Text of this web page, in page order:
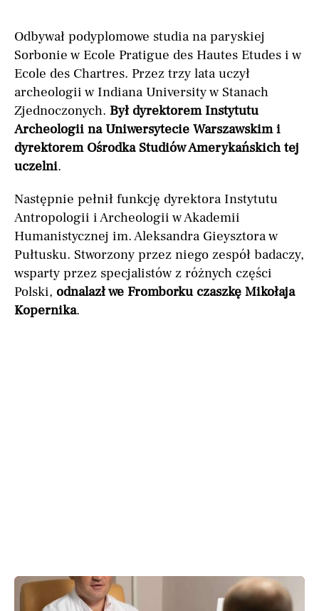
Odbywał podyplomowe studia na paryskiej
Sorbonie w Ecole Pratigue des Hautes Etudes i w
Ecole des Chartres. Przez trzy lata uczył
archeologii w Indiana University w Stanach
Zjednoczonych. Był dyrektorem Instytutu
Archeologii na Uniwersytecie Warszawskim i
dyrektorem Ośrodka Studiów Amerykańskich tej
uczelni.
Następnie pełnił funkcję dyrektora Instytutu
Antropologii i Archeologii w Akademii
Humanistycznej im. Aleksandra Gieysztora w
Pułtusku. Stworzony przez niego zespół badaczy,
wsparty przez specjalistów z różnych części
Polski, odnalazł we Fromborku czaszkę Mikołaja
Kopernika.